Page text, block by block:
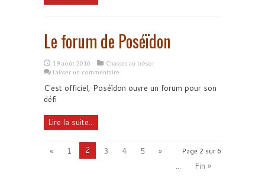
Le forum de Poséïdon
19 août 2010
Chasses au trésor
Laisser un commentaire
C'est officiel, Poséïdon ouvre un forum pour son
défi
Lire la suite...
Page 2 sur 6
« 1 2 3 4 5
»
...
Fin »